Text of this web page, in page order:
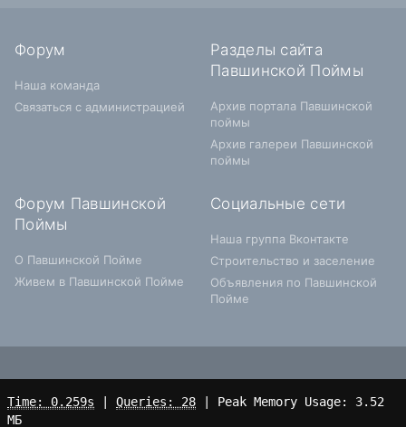
Форум
Наша команда
Связаться с администрацией
Разделы сайта
Павшинской Поймы
Архив портала Павшинской
поймы
Архив галереи Павшинской
поймы
Форум Павшинской
Поймы
О Павшинской Пойме
Живем в Павшинской Пойме
Социальные сети
Наша группа Вконтакте
Строительство и заселение
Объявления по Павшинской
Пойме
Time: 0.259s Queries: 28 | Peak Memory Usage: 3.52
МБ